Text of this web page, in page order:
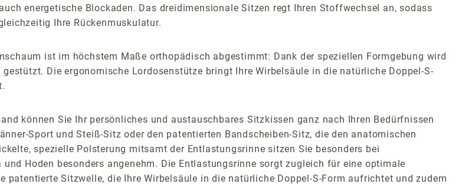
energetische Blockaden. Das dreidimensionale Sitzen regt Ihren Stoffwechsel an, sodass
Ihre Rückenmuskulatur.
ist im höchstem Maße orthopädisch abgestimmt: Dank der speziellen Formgebung wird
Die ergonomische Lordosenstütze bringt Ihre Wirbelsäule in die natürliche Doppel-S-
können Sie Ihr persönliches und austauschbares Sitzkissen ganz nach Ihren Bedürfnissen
Sport und Steiß-Sitz oder den patentierten Bandscheiben-Sitz, die den anatomischen
spezielle Polsterung mitsamt der Entlastungsrinne sitzen Sie besonders bei
Hoden besonders angenehm. Die Entlastungsrinne sorgt zugleich für eine optimale
Sitzwelle, die Ihre Wirbelsäule in die natürliche Doppel-S-Form aufrichtet und zudem